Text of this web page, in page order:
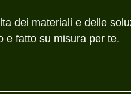
dei materiali e delle
e fatto su misura per te.